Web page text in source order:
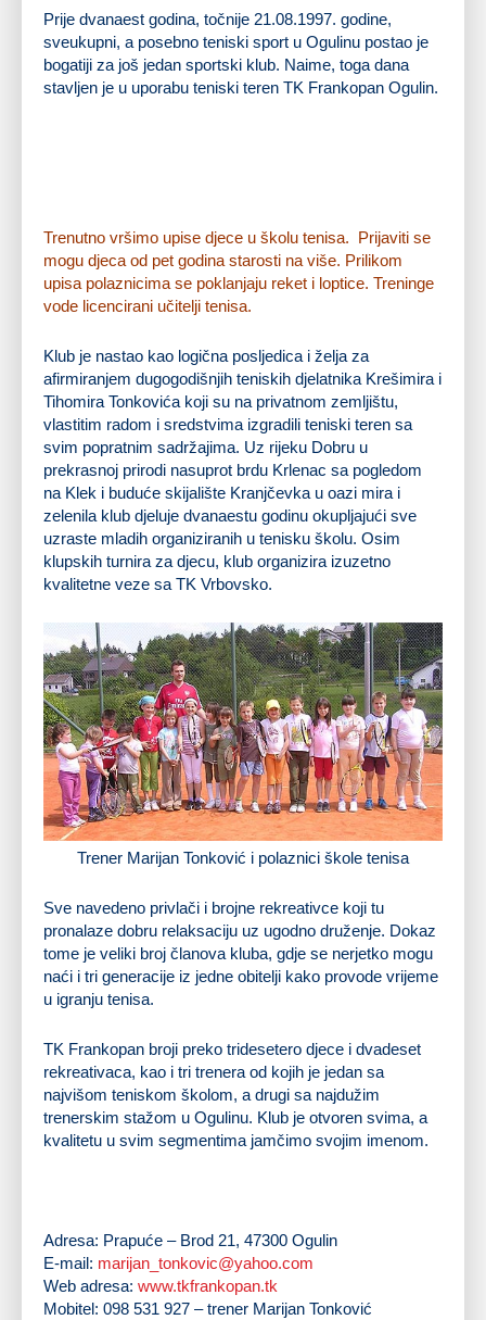
Prije dvanaest godina, točnije 21.08.1997. godine,
sveukupni, a posebno teniski sport u Ogulinu postao je
bogatiji za još jedan sportski klub. Naime, toga dana
stavljen je u uporabu teniski teren TK Frankopan Ogulin.
Trenutno vršimo upise djece u školu tenisa. Prijaviti se
mogu djeca od pet godina starosti na više. Prilikom
upisa polaznicima se poklanjaju reket i loptice. Treninge
vode licencirani učitelji tenisa.
Klub je nastao kao logična posljedica i želja za
afirmiranjem dugogodišnjih teniskih djelatnika Krešimira i
Tihomira Tonkovića koji su na privatnom zemljištu,
vlastitim radom i sredstvima izgradili teniski teren sa
svim popratnim sadržajima. Uz rijeku Dobru u
prekrasnoj prirodi nasuprot brdu Krlenac sa pogledom
na Klek i buduće skijalište Kranjčevka u oazi mira i
zelenila klub djeluje dvanaestu godinu okupljajući sve
uzraste mladih organiziranih u tenisku školu. Osim
klupskih turnira za djecu, klub organizira izuzetno
kvalitetne veze sa TK Vrbovsko.
Trener Marijan Tonković i polaznici škole tenisa
Sve navedeno privlači i brojne rekreativce koji tu
pronalaze dobru relaksaciju uz ugodno druženje. Dokaz
tome je veliki broj članova kluba, gdje se nerjetko mogu
naći i tri generacije iz jedne obitelji kako provode vrijeme
u igranju tenisa.
TK Frankopan broji preko tridesetero djece i dvadeset
rekreativaca, kao i tri trenera od kojih je jedan sa
najvišom teniskom školom, a drugi sa najdužim
trenerskim stažom u Ogulinu. Klub je otvoren svima, a
kvalitetu u svim segmentima jamčimo svojim imenom.
Adresa: Prapuće – Brod 21, 47300 Ogulin
E-mail: marijan_tonkovic@yahoo.com
Web adresa: www.tkfrankopan.tk
Mobitel: 098 531 927 – trener Marijan Tonković